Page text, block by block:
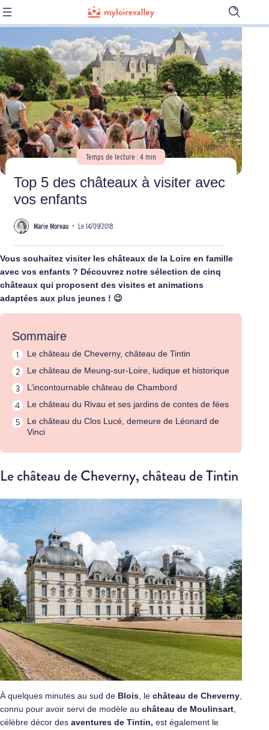
Ouvrir
la
de
Temps de lecture : 4 min
Top 5 des châteaux à visiter avec
vos enfants
Marie Moreau • Le 14/09/2018
Vous souhaitez visiter les châteaux de la Loire en famille
avec vos enfants ? Découvrez notre sélection de cinq
châteaux qui proposent des visites et animations
adaptées aux plus jeunes ! 😉
Sommaire
Le château de Cheverny, château de Tintin
Le château de Meung-sur-Loire, ludique et historique
L’incontournable château de Chambord
Le château du Rivau et ses jardins de contes de fées
Le château du Clos Lucé, demeure de Léonard de
Vinci
Le château de Cheverny, château de Tintin
À quelques minutes au sud de Blois, le château de Cheverny,
connu pour avoir servi de modèle au château de Moulinsart,
célèbre décor des aventures de Tintin, est également le